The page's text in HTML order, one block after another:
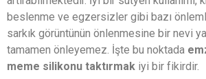
beslenme ve egzersizler gibi bazı
sarkık görüntünün önlenmesine bir nevi
tamamen önleyemez. İşte bu noktada
meme silikonu taktırmak iyi bir fikirdir.